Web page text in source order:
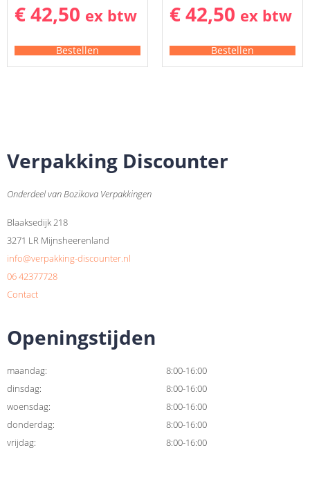
€42,50 ex btw
Bestellen
€42,50 ex btw
Bestellen
Verpakking Discounter
Onderdeel van Bozikova Verpakkingen
Blaaksedijk 218
3271 LR Mijnsheerenland
info@verpakking-discounter.nl
06 42377728
Contact
Openingstijden
maandag:
8:00-16:00
dinsdag:
8:00-16:00
woensdag:
8:00-16:00
donderdag:
8:00-16:00
vrijdag:
8:00-16:00